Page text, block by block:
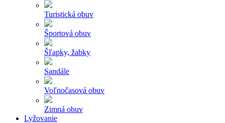
Turistická obuv
Športová obuv
Šľapky, žabky
Sandále
Voľnočasová obuv
Zimná obuv
Lyžovanie